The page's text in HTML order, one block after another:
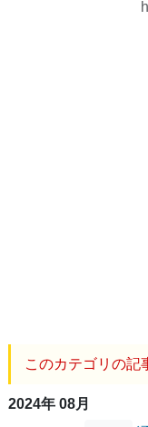
このカテゴリの記
2024年 08月